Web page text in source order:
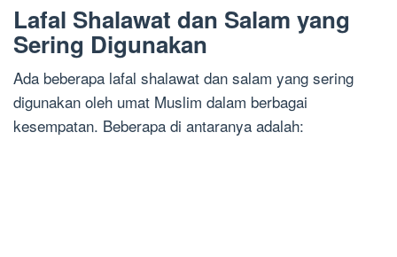
Lafal Shalawat dan Salam yang
Sering Digunakan
Ada beberapa lafal shalawat dan salam yang sering
digunakan oleh umat Muslim dalam berbagai
kesempatan. Beberapa di antaranya adalah: